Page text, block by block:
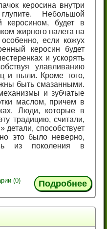
керосина внутри
Небольшой
керосином, будет в
жирного налета на
если кожух
керосин будет
и ускорять
улавливанию
и пыли. Кроме того,
быть смазанными.
и зубчатые
маслом, причем в
Люди, которые в
традицию, считали,
детали, способствует
это было неверно,
из поколения в
(0) Подробнее